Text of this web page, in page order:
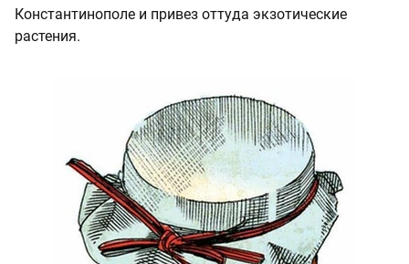
Константинополе и привез оттуда экзотические
растения.